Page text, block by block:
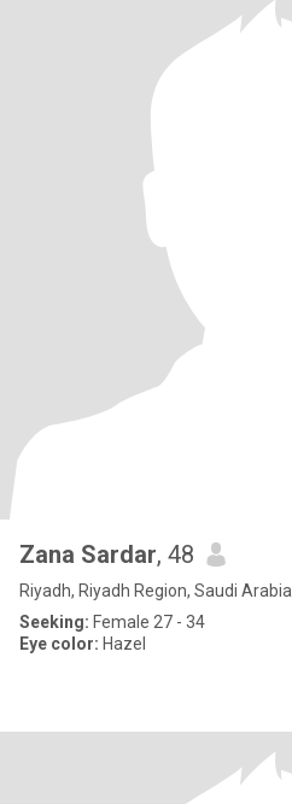
Zana Sardar, 48
Riyadh, Riyadh Region, Saudi Arabia
Seeking: Female 27 - 34
Eye color: Hazel